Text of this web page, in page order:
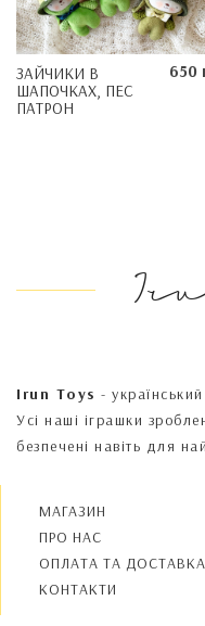
ЗАЙЧИКИ В
ШАПОЧКАХ, ПЕС
ПАТРОН
650
Irun Toys -
Усі наші іграшки
безпечені навіть для
МАГАЗИН
ПРО НАС
OПЛАТА ТА ДОСТАВКА
КОНТАКТИ